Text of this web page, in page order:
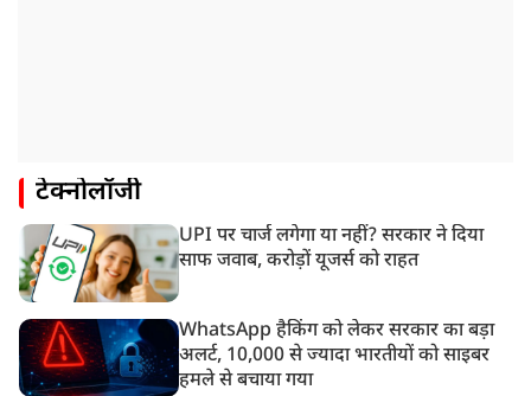
टेक्नोलॉजी
UPI पर चार्ज लगेगा या नहीं? सरकार ने दिया
साफ जवाब, करोड़ों यूजर्स को राहत
WhatsApp हैकिंग को लेकर सरकार का बड़ा
अलर्ट, 10,000 से ज्यादा भारतीयों को साइबर
हमले से बचाया गया